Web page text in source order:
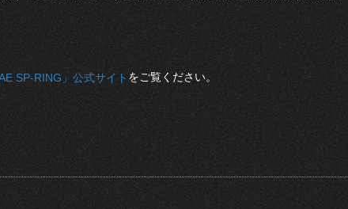
SP-RING」公式サイト をご覧ください。